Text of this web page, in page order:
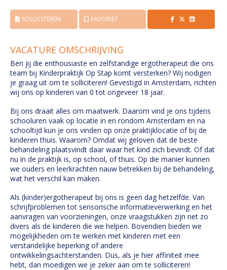
SOLLICITEREN FAVORIET
VACATURE OMSCHRIJVING
Ben jij die enthousiaste en zelfstandige ergotherapeut die ons
team bij Kinderpraktijk Op Stap komt versterken? Wij nodigen
je graag uit om te solliciteren! Gevestigd in Amsterdam, richten
wij ons op kinderen van 0 tot ongeveer 18 jaar.
Bij ons draait alles om maatwerk. Daarom vind je ons tijdens
schooluren vaak op locatie in en rondom Amsterdam en na
schooltijd kun je ons vinden op onze praktijklocatie of bij de
kinderen thuis. Waarom? Omdat wij geloven dat de beste
behandeling plaatsvindt daar waar het kind zich bevindt. Of dat
nu in de praktijk is, op school, of thuis. Op die manier kunnen
we ouders en leerkrachten nauw betrekken bij de behandeling,
wat het verschil kan maken.
Als (kinder)ergotherapeut bij ons is geen dag hetzelfde. Van
schrijfproblemen tot sensorische informatieverwerking en het
aanvragen van voorzieningen, onze vraagstukken zijn net zo
divers als de kinderen die we helpen. Bovendien bieden we
mogelijkheden om te werken met kinderen met een
verstandelijke beperking of andere
ontwikkelingsachterstanden. Dus, als je hier affiniteit mee
hebt, dan moedigen we je zeker aan om te solliciteren!